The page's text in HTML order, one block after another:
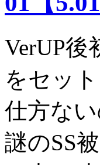
VerUP
をセッ
仕方な
謎のSS